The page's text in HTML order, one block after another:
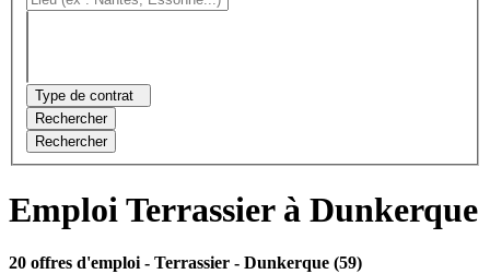
Type de contrat
Rechercher
Rechercher
Emploi Terrassier à Dunkerque
20 offres d'emploi - Terrassier - Dunkerque (59)